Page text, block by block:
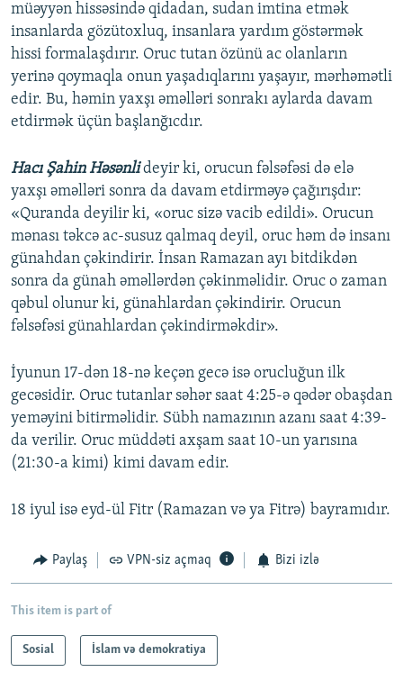
müəyyən hissəsində qidadan, sudan imtina etmək
insanlarda gözütoxluq, insanlara yardım göstərmək
hissi formalaşdırır. Оruс tutan özünü ac olanların
yerinə qoymaqla onun yaşadıqlarını yaşayır, mərhəmətli
edir. Bu, həmin yaxşı əməlləri sonrakı aylarda davam
etdirmək üçün başlanğıcdır.
Hacı Şahin Həsənlideyir ki, оruсun fəlsəfəsi də elə
yaxşı əməlləri sonra da davam etdirməyə çağırışdır:
«Quranda deyilir ki, «оruс sizə vacib edildi». Оruсun
mənası təkcə ac-susuz qalmaq deyil, оruс həm də insanı
günahdan çəkindirir. İnsan Rаmаzаn ayı bitdikdən
sonra da günah əməllərdən çəkinməlidir. Оruс o zaman
qəbul olunur ki, günahlardan çəkindirir. Orucun
fəlsəfəsi günahlardan çəkindirməkdir».
İyunun 17-dən 18-nə keçən gecə isə оruсluğun ilk
gecəsidir. Оruс tutanlar səhər saat 4:25-ə qədər obaşdan
yeməyini bitirməlidir. Sübh namazının azanı saat 4:39-
da verilir. Оruс müddəti axşam saat 10-un yarısına
(21:30-a kimi) kimi davam edir.
18 iyul isə eyd-ül Fitr (Ramazan və ya Fitrə) bayramıdır.
Paylaş VPN-siz açmaq Bizi izlə
This item is part of
Sosial İslam və demokratiya